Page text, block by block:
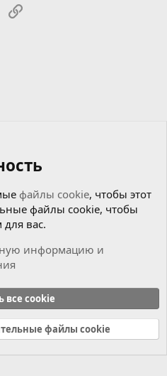
Ссылкой
Справка Главная
R
файлы cookie, чтобы этот
файлы cookie, чтобы
вас.
информацию и
все cookie
файлы cookie